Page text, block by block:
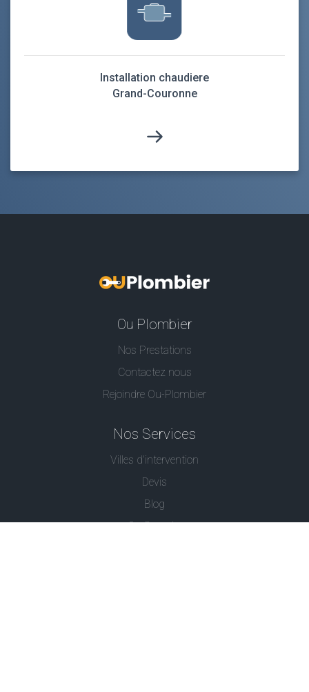
Installation chaudiere
Grand-Couronne
Ou Plombier
Nos Prestations
Contactez nous
Rejoindre Ou-Plombier
Nos Services
Villes d'intervention
Devis
Blog
Ou Serrurier